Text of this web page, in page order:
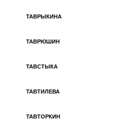
ТАВРЫКИНА
ТАВРЮШИН
ТАВСТЫКА
ТАВТИЛЕВА
ТАВТОРКИН